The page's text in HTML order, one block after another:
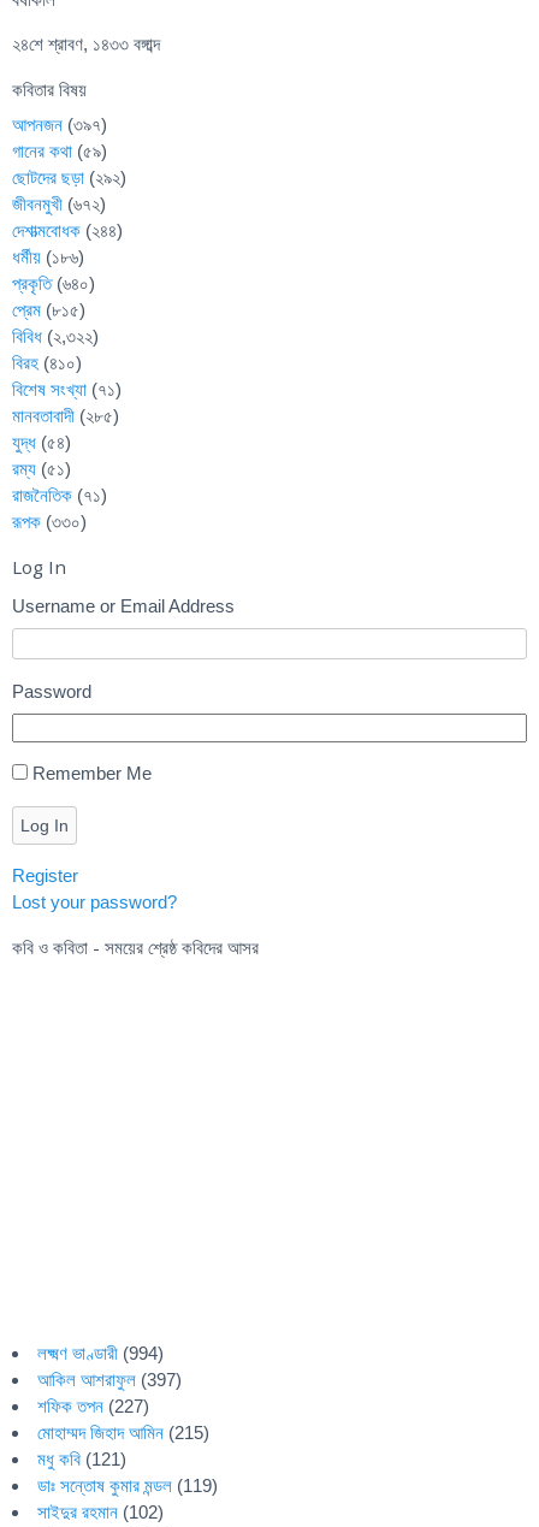
২৪শে শ্রাবণ, ১৪৩৩ বঙ্গাব্দ
কবিতার বিষয়
আপনজন (৩৯৭)
গানের কথা (৫৯)
ছোটদের ছড়া (২৯২)
জীবনমুখী (৬৭২)
দেশাত্মবোধক (২৪৪)
ধর্মীয় (১৮৬)
প্রকৃতি(৬৪০)
প্রেম (৮১৫)
বিবিধ (২,৩২২)
বিরহ (৪১০)
বিশেষ সংখ্যা (৭১)
মানবতাবাদী (২৮৫)
যুদ্ধ (৫৪)
রম্য (৫১)
রাজনৈতিক (৭১)
রূপক (৩৩০)
Log In
Username or Email Address
Password
Remember Me
Log In
Register
Lost your password?
কবি ও কবিতা - সময়ের শ্রেষ্ঠ কবিদের আসর
লক্ষ্মণ ভাণ্ডারী (994)
আকিল আশরাফুল (397)
শফিক তপন (227)
মোহাম্মদ জিহাদ আমিন (215)
মধু কবি (121)
ডাঃ সন্তোষ কুমার মন্ডল (119)
সাইদুর রহমান (102)